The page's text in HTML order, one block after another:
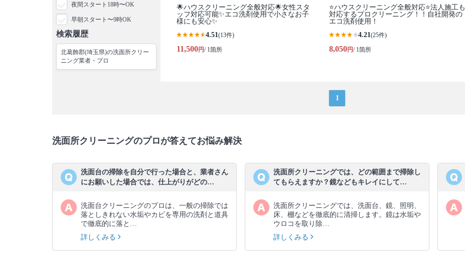
夜間スタート18時〜OK
早朝スタート〜9時OK
検索履歴
北葛飾郡(埼玉県)の洗面所クリー
ニング業者・プロ
🌟ハウスクリーニング全般対応🌟女性スタ
ッフ対応可能✨エコ洗剤使用で小さなお子
様にも安心✨
4.51(13件)
11,500円/ 1箇所
⭐ハウスクリーニング全般対応⭐法人施工も
対応するプロクリーニング！！自社開発の
エコ洗剤使用！
4.21(25件)
8,050円/ 1箇所
1
洗面所クリーニングのプロが答えてお悩み解決
洗面台の掃除を自分で行った場合と、業者さん
にお願いした場合では、仕上がりがどの…
洗面台クリーニングのプロは、一般の掃除では
落としきれない水垢やカビを専用の洗剤と道具
で徹底的に落と…
詳しくみる
洗面所クリーニングでは、どの範囲まで掃除し
てもらえますか？鏡などもキレイにして…
洗面所クリーニングでは、洗面台、鏡、照明、
床、棚などを徹底的に清掃します。鏡は水垢や
ウロコを取り除…
詳しくみる